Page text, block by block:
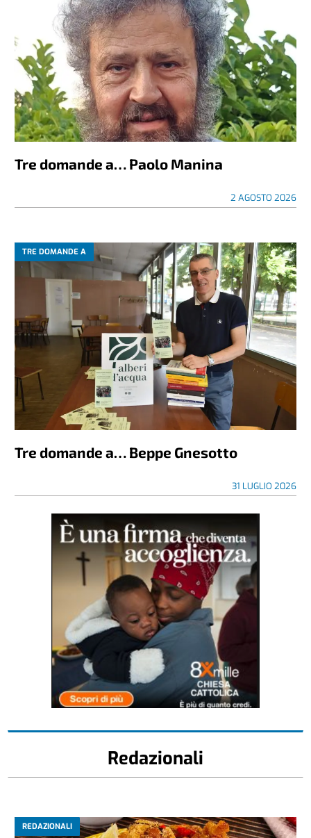
Tre domande a… Paolo Manina
2 AGOSTO 2026
TRE DOMANDE A
Tre domande a… Beppe Gnesotto
31 LUGLIO 2026
Redazionali
REDAZIONALI